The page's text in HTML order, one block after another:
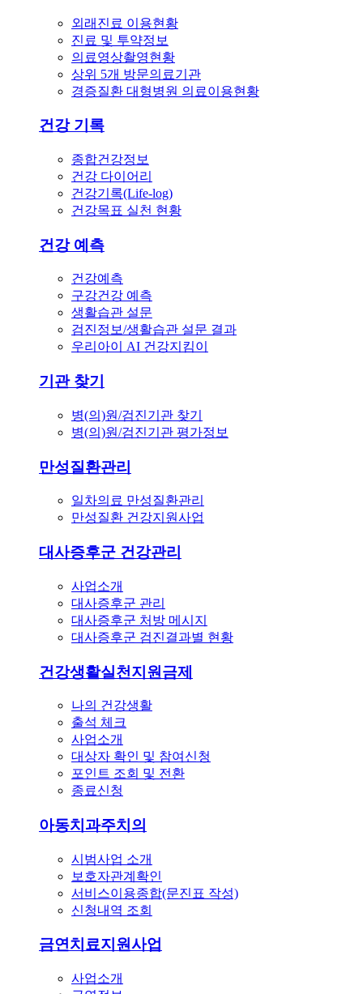
외래진료 이용현황
진료 및 투약정보
의료영상촬영현황
상위 5개 방문의료기관
경증질환 대형병원 의료이용현황
건강 기록
종합건강정보
건강 다이어리
건강기록(Life-log)
건강목표 실천 현황
건강 예측
건강예측
구강건강 예측
생활습관 설문
검진정보/생활습관 설문 결과
우리아이 AI 건강지킴이
기관 찾기
병(의)원/검진기관 찾기
병(의)원/검진기관 평가정보
만성질환관리
일차의료 만성질환관리
만성질환 건강지원사업
대사증후군 건강관리
사업소개
대사증후군 관리
대사증후군 처방 메시지
대사증후군 검진결과별 현황
건강생활실천지원금제
나의 건강생활
출석 체크
사업소개
대상자 확인 및 참여신청
포인트 조회 및 전환
종료신청
아동치과주치의
시범사업 소개
보호자관계확인
서비스이용종합(문진표 작성)
신청내역 조회
금연치료지원사업
사업소개